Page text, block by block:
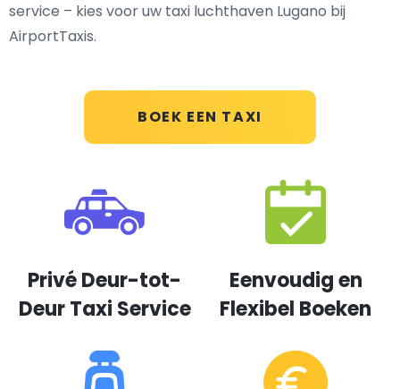
BOEK EEN TAXI
service – kies voor uw taxi luchthaven Lugano bij
AirportTaxis.
Privé Deur-tot-
Deur Taxi Service
Eenvoudig en
Flexibel Boeken